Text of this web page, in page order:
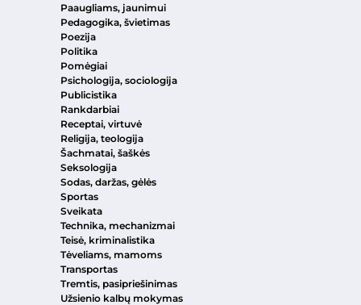
Paaugliams, jaunimui
Pedagogika, švietimas
Poezija
Politika
Pomėgiai
Psichologija, sociologija
Publicistika
Rankdarbiai
Receptai, virtuvė
Religija, teologija
Šachmatai, šaškės
Seksologija
Sodas, daržas, gėlės
Sportas
Sveikata
Technika, mechanizmai
Teisė, kriminalistika
Tėveliams, mamoms
Transportas
Tremtis, pasipriešinimas
Užsienio kalbų mokymas